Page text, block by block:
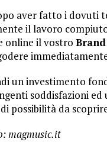
aver fatto i dovuti
il lavoro
online il vostro Brand
un investimento
soddisfazioni ed
possibilità da
magmusic.it